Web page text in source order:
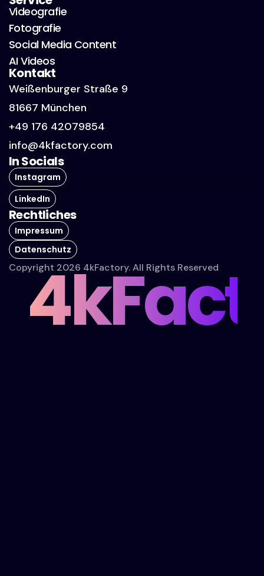
Videografie
Fotografie
Social Media Content
AI Videos
Kontakt
Weißenburger Straße 9
81667 München
+49 176 42079854
info@4kfactory.com
In Socials
Instagram
LinkedIn
Rechtliches
Impressum
Datenschutz
Copyright 2026 4kFactory. All Rights Reserved